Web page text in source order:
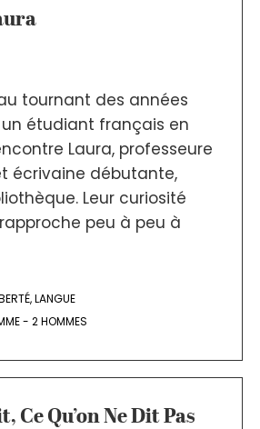
tournant des années
un étudiant français en
Laura, professeure
écrivaine débutante,
Leur curiosité
peu à peu à
,LANGUE
- 2 HOMMES
Ce Qu’on Ne Dit Pas